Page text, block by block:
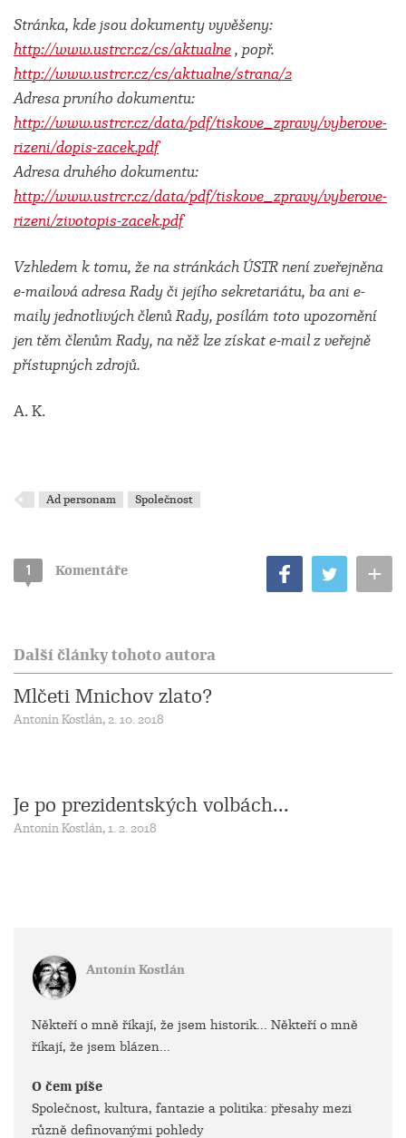
Stránka, kde jsou dokumenty vyvěšeny:
http://www.ustrcr.cz/cs/aktualne, popř.
http://www.ustrcr.cz/cs/aktualne/strana/2
Adresa prvního dokumentu:
http://www.ustrcr.cz/data/pdf/tiskove_zpravy/vyberove-
rizeni/dopis-zacek.pdf
Adresa druhého dokumentu:
http://www.ustrcr.cz/data/pdf/tiskove_zpravy/vyberove-
rizeni/zivotopis-zacek.pdf
Vzhledem k tomu, že na stránkách ÚSTR není zveřejněna
e-mailová adresa Rady či jejího sekretariátu, ba ani e-
maily jednotlivých členů Rady, posílám toto upozornění
jen těm členům Rady, na něž lze získat e-mail z veřejně
přístupných zdrojů.
A. K.
Ad personam Společnost
1 Komentáře +
Další články tohoto autora
Mlčeti Mnichov zlato?
Antonín Kostlán, 2. 10. 2018
Je po prezidentských volbách...
Antonín Kostlán, 1. 2. 2018
Antonín Kostlán
Někteří o mně říkají, že jsem historik... Někteří o mně
říkají, že jsem blázen...
O čem píše
Společnost, kultura, fantazie a politika: přesahy mezi
různě definovanými pohledy